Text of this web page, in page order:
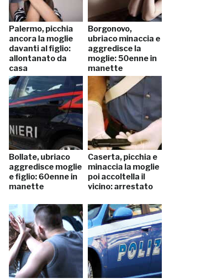
Palermo, picchia
ancora la moglie
davanti al figlio:
allontanato da
casa
Borgonovo,
ubriaco minaccia e
aggredisce la
moglie: 50enne in
manette
Bollate, ubriaco
aggredisce moglie
e figlio: 60enne in
manette
Caserta, picchia e
minaccia la moglie
poi accoltella il
vicino: arrestato